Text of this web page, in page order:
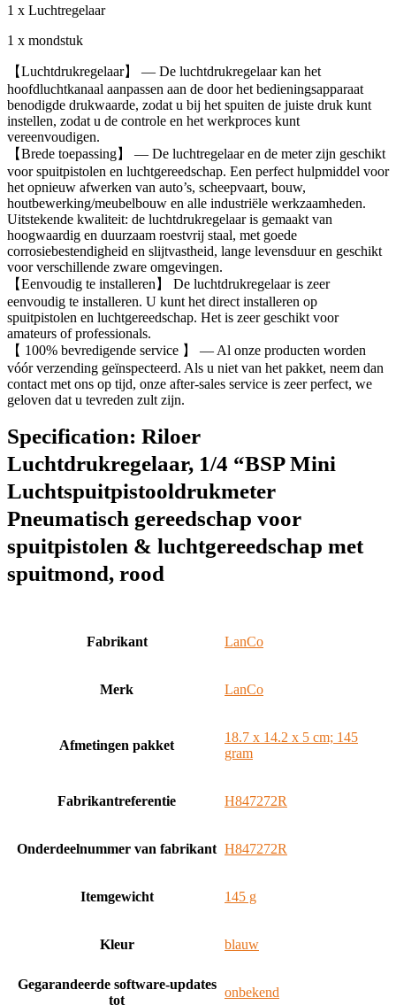
1 x Luchtregelaar
1 x mondstuk
【Luchtdrukregelaar】 — De luchtdrukregelaar kan het
hoofdluchtkanaal aanpassen aan de door het bedieningsapparaat
benodigde drukwaarde, zodat u bij het spuiten de juiste druk kunt
instellen, zodat u de controle en het werkproces kunt
vereenvoudigen.
【Brede toepassing】 — De luchtregelaar en de meter zijn geschikt
voor spuitpistolen en luchtgereedschap. Een perfect hulpmiddel voor
het opnieuw afwerken van auto’s, scheepvaart, bouw,
houtbewerking/meubelbouw en alle industriële werkzaamheden.
Uitstekende kwaliteit: de luchtdrukregelaar is gemaakt van
hoogwaardig en duurzaam roestvrij staal, met goede
corrosiebestendigheid en slijtvastheid, lange levensduur en geschikt
voor verschillende zware omgevingen.
【Eenvoudig te installeren】 De luchtdrukregelaar is zeer
eenvoudig te installeren. U kunt het direct installeren op
spuitpistolen en luchtgereedschap. Het is zeer geschikt voor
amateurs of professionals.
【 100% bevredigende service 】 — Al onze producten worden
vóór verzending geïnspecteerd. Als u niet van het pakket, neem dan
contact met ons op tijd, onze after-sales service is zeer perfect, we
geloven dat u tevreden zult zijn.
Specification: Riloer
Luchtdrukregelaar, 1/4 “BSP Mini
Luchtspuitpistooldrukmeter
Pneumatisch gereedschap voor
spuitpistolen & luchtgereedschap met
spuitmond, rood
Fabrikant ‎LanCo
Merk ‎LanCo
Afmetingen pakket
‎18.7 x 14.2 x 5 cm; 145
gram
Fabrikantreferentie ‎H847272R
Onderdeelnummer van fabrikant ‎H847272R
Itemgewicht ‎145 g
Kleur ‎blauw
Gegarandeerde software-updates
tot
‎onbekend